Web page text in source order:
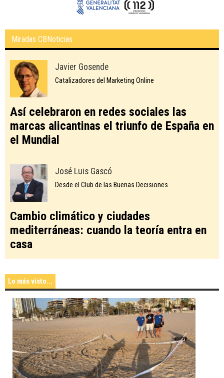
Miradas CBNoticias
Javier Gosende
Catalizadores del Marketing Online
Así celebraron en redes sociales las
marcas alicantinas el triunfo de España en
el Mundial
José Luis Gascó
Desde el Club de las Buenas Decisiones
Cambio climático y ciudades
mediterráneas: cuando la teoría entra en
casa
Lo más visto...